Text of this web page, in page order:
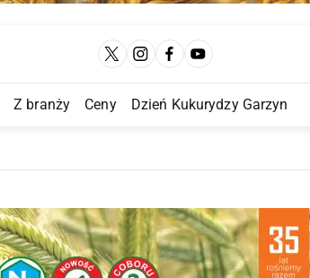
Z branży Ceny Dzień Kukurydzy Garzyn